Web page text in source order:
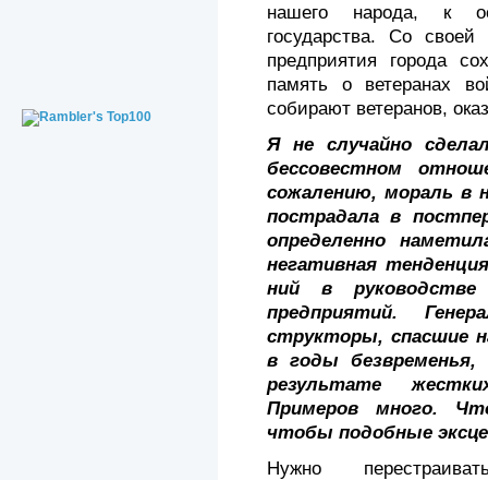
нашего народа, к
государства. Со
предприятия города
память о ветеранах
собирают ветеранов,
Я не случайно
бессовестном
сожалению, мораль в
пострадала в
определенно
негатив­ная
ний в
предприятий.
структоры, спасшие
в годы
результате
Примеров много.
чтобы подобные
Нужно